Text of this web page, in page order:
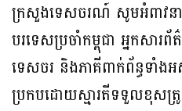
ក្រសួងទេសចរណ៍ សូមអំពាវន
បរទេសប្រចាំកម្ពុជា អ្នកសារព័
ទេសចរ និងភាគីពាក់ព័ន្ធទាំង
ប្រកបដោយស្មារតីទទួលខុសត្